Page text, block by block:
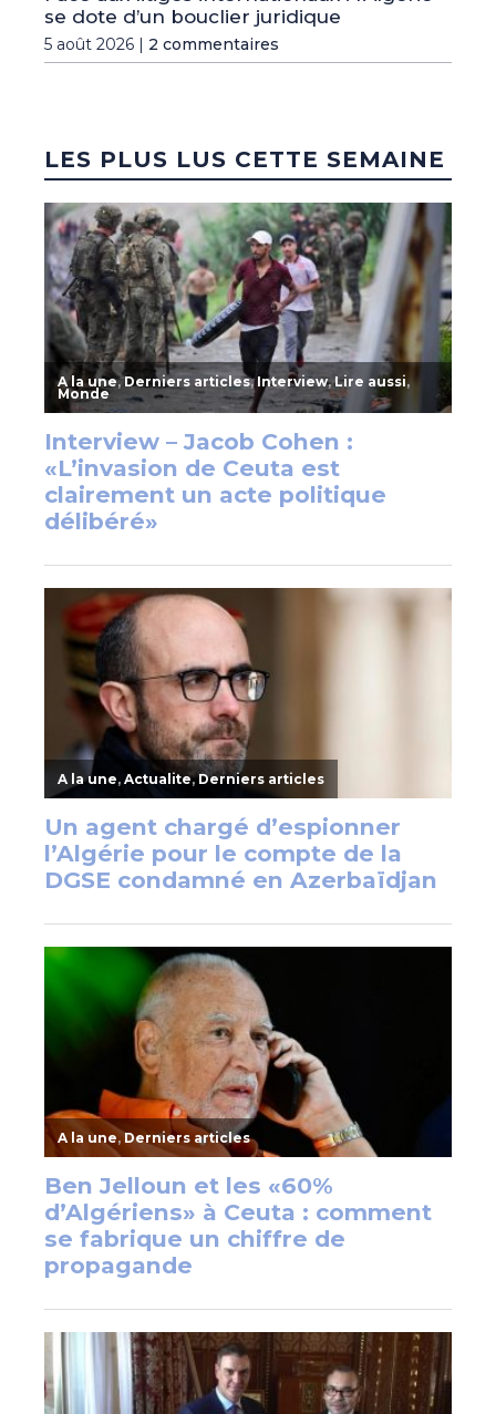
se dote d’un bouclier juridique
5 août 2026 | 2 commentaires
LES PLUS LUS CETTE SEMAINE